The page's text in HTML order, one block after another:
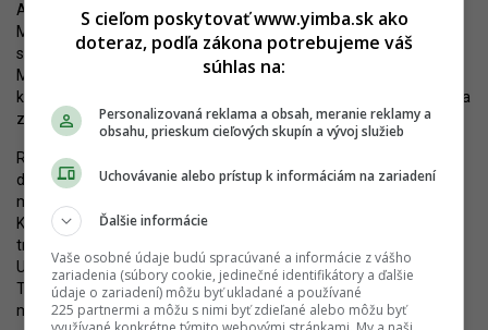
Amerického námestia, úpravami chodníkov na Špitálskej aj
Mickiewiczovej, presunom autobusovej zastávky pred križovatku
so Špitálskou aj celkovou reorganizáciou priestoru medzi
Mickiewiczovou a Odborárskym námestím. Trať sa prisunie
k parku na Americkom námestí, vznikne segregovaná cyklotrasa a
zlepšia sa prestupné väzby medzi trolejbusmi a električkami.
Rekonštrukcia Krížnej zas prinesie vznik ulice so širšími
dláždenými chodníkmi, stromoradiami, pozdĺžnymi parkovacími
miestami a vozovkou, slúžiacou ako bicyklová cesta. Zastávka na
Krížnej bude zdieľaná medzi električkami a autobusmi. Koľajový
triangel pri Vazovovej sa obnoví a dostane kamerový systém.
Upraví sa aj trať na Krížnej medzi Legionárskou a zastávkou
Trnavské mýto, kde sa zlepšia podmienky pre chodcov a väzby
medzi električkami a autobusmi.
S cieľom poskytovať www.yimba.sk ako
doteraz, podľa zákona potrebujeme váš
súhlas na:
Personalizovaná reklama a obsah, meranie reklamy a
obsahu, prieskum cieľových skupín a vývoj služieb
Uchovávanie alebo prístup k informáciám na zariadení
Ďalšie informácie
Vaše osobné údaje budú spracúvané a informácie z vášho
zariadenia (súbory cookie, jedinečné identifikátory a ďalšie
údaje o zariadení) môžu byť ukladané a používané
225 partnermi a môžu s nimi byť zdieľané alebo môžu byť